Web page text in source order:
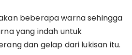
beberapa warna sehingga
yang indah untuk
dan gelap dari lukisan itu.